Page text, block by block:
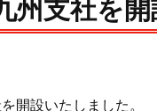
州支社を
開設いたしました。